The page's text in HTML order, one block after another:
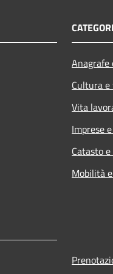
Cultura
Vita
Imprese
Catasto
Mobilità